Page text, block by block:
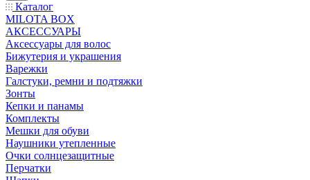
Каталог
MILOTA BOX
АКСЕССУАРЫ
Аксессуары для волос
Бижутерия и украшения
Варежки
Галстуки, ремни и подтяжки
Зонты
Кепки и панамы
Комплекты
Мешки для обуви
Наушники утепленные
Очки солнцезащитные
Перчатки